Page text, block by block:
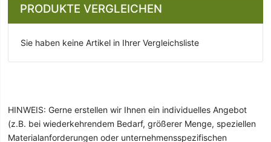
PRODUKTE VERGLEICHEN
Sie haben keine Artikel in Ihrer Vergleichsliste
HINWEIS: Gerne erstellen wir Ihnen ein individuelles Angebot
(z.B. bei wiederkehrendem Bedarf, größerer Menge, speziellen
Materialanforderungen oder unternehmensspezifischen